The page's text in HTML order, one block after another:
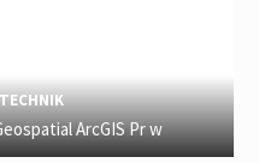
ArcGIS Pr w